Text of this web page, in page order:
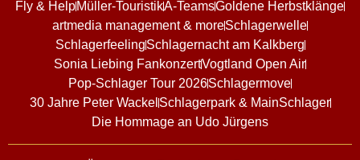
Fly & HelpMüller-TouristikA-TeamsGoldene Herbstklänge
artmedia management & moreSchlagerwelle
SchlagerfeelingSchlagernacht am Kalkberg
Sonia Liebing FankonzertVogtland Open Air
Pop-Schlager Tour 2026Schlagermove
30 Jahre Peter Wackel Schlagerpark & MainSchlager
Die Hommage an Udo Jürgens